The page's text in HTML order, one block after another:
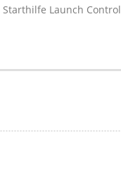
Starthilfe Launch Control